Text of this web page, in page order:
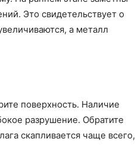
Это свидетельствует о
а металл
поверхность. Наличие
разрушение. Обратите
скапливается чаще всего,